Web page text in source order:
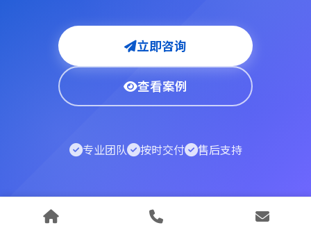
立即咨询
查看案例
专业团队 按时交付 售后支持